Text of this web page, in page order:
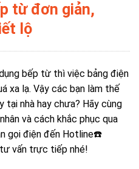
từ đơn giản,
lộ
bếp từ thì việc bảng điện
xa lạ. Vậy các bạn làm thế
tại nhà hay chưa? Hãy cùng
và cách khắc phục qua
gọi điện đến Hotline☎️
vấn trực tiếp nhé!